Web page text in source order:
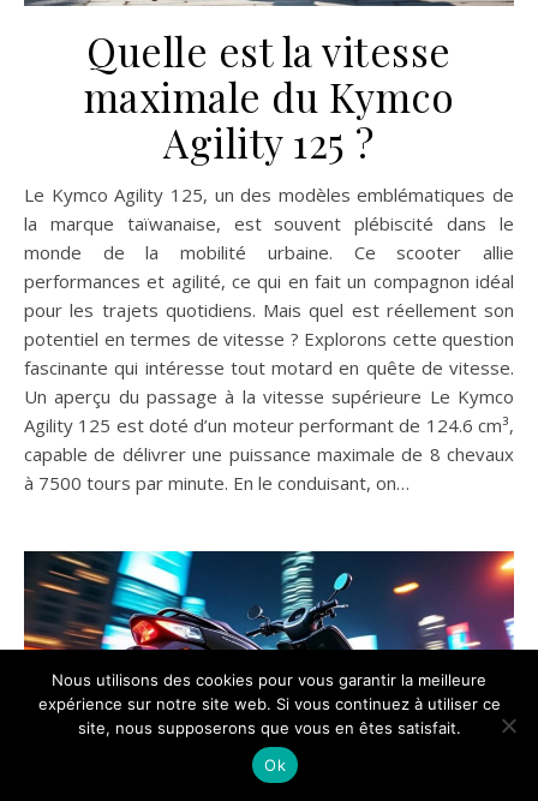
Quelle est la vitesse
maximale du Kymco
Agility 125 ?
Le Kymco Agility 125, un des modèles emblématiques de
la marque taïwanaise, est souvent plébiscité dans le
monde de la mobilité urbaine. Ce scooter allie
performances et agilité, ce qui en fait un compagnon idéal
pour les trajets quotidiens. Mais quel est réellement son
potentiel en termes de vitesse ? Explorons cette question
fascinante qui intéresse tout motard en quête de vitesse.
Un aperçu du passage à la vitesse supérieure Le Kymco
Agility 125 est doté d’un moteur performant de 124.6 cm³,
capable de délivrer une puissance maximale de 8 chevaux
à 7500 tours par minute. En le conduisant, on…
Nous utilisons des cookies pour vous garantir la meilleure
expérience sur notre site web. Si vous continuez à utiliser ce
site, nous supposerons que vous en êtes satisfait.
Ok